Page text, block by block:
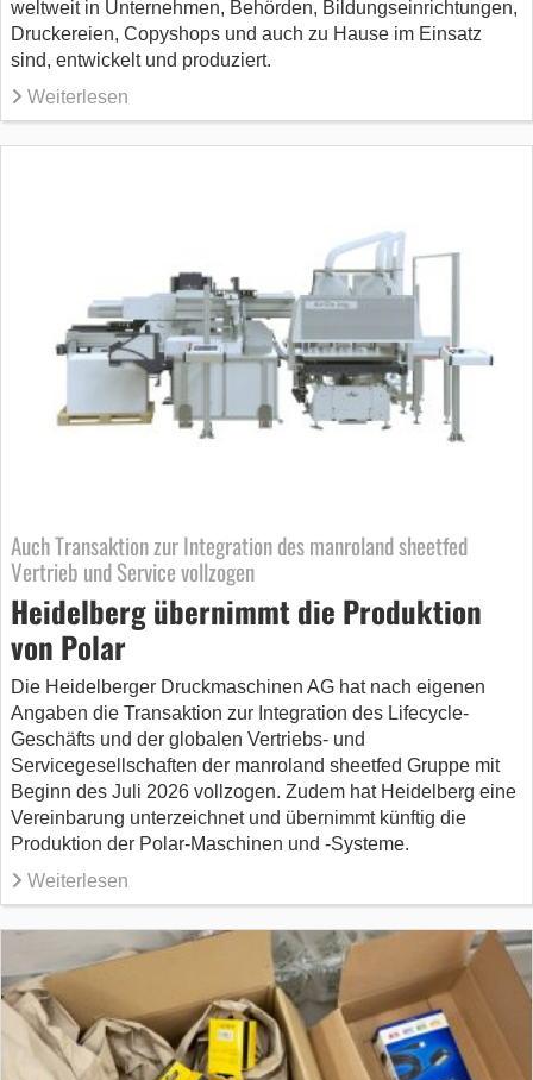
weltweit in Unternehmen, Behörden, Bildungseinrichtungen,
Druckereien, Copyshops und auch zu Hause im Einsatz
sind, entwickelt und produziert.
Weiterlesen
Auch Transaktion zur Integration des manroland sheetfed
Vertrieb und Service vollzogen
Heidelberg übernimmt die Produktion
von Polar
Die Heidelberger Druckmaschinen AG hat nach eigenen
Angaben die Transaktion zur Integration des Lifecycle-
Geschäfts und der globalen Vertriebs- und
Servicegesellschaften der manroland sheetfed Gruppe mit
Beginn des Juli 2026 vollzogen. Zudem hat Heidelberg eine
Vereinbarung unterzeichnet und übernimmt künftig die
Produktion der Polar-Maschinen und -Systeme.
Weiterlesen